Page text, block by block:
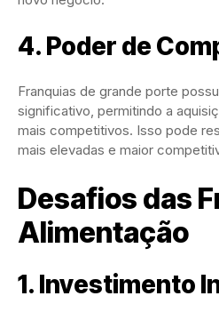
4. Poder de
Franquias de grande porte
significativo, permitindo a
mais competitivos. Isso pode
mais elevadas e maior
Desafios das
Alimentação
1. Investimento